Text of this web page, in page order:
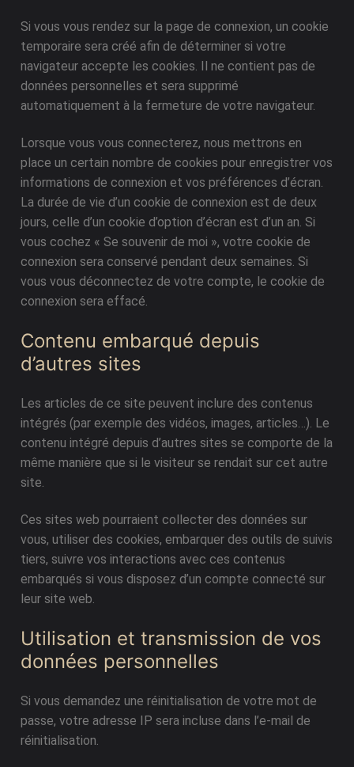
Si vous vous rendez sur la page de connexion, un cookie
temporaire sera créé afin de déterminer si votre
navigateur accepte les cookies. Il ne contient pas de
données personnelles et sera supprimé
automatiquement à la fermeture de votre navigateur.
Lorsque vous vous connecterez, nous mettrons en
place un certain nombre de cookies pour enregistrer vos
informations de connexion et vos préférences d’écran.
La durée de vie d’un cookie de connexion est de deux
jours, celle d’un cookie d’option d’écran est d’un an. Si
vous cochez « Se souvenir de moi », votre cookie de
connexion sera conservé pendant deux semaines. Si
vous vous déconnectez de votre compte, le cookie de
connexion sera effacé.
Contenu embarqué depuis
d’autres sites
Les articles de ce site peuvent inclure des contenus
intégrés (par exemple des vidéos, images, articles…). Le
contenu intégré depuis d’autres sites se comporte de la
même manière que si le visiteur se rendait sur cet autre
site.
Ces sites web pourraient collecter des données sur
vous, utiliser des cookies, embarquer des outils de suivis
tiers, suivre vos interactions avec ces contenus
embarqués si vous disposez d’un compte connecté sur
leur site web.
Utilisation et transmission de vos
données personnelles
Si vous demandez une réinitialisation de votre mot de
passe, votre adresse IP sera incluse dans l’e-mail de
réinitialisation.